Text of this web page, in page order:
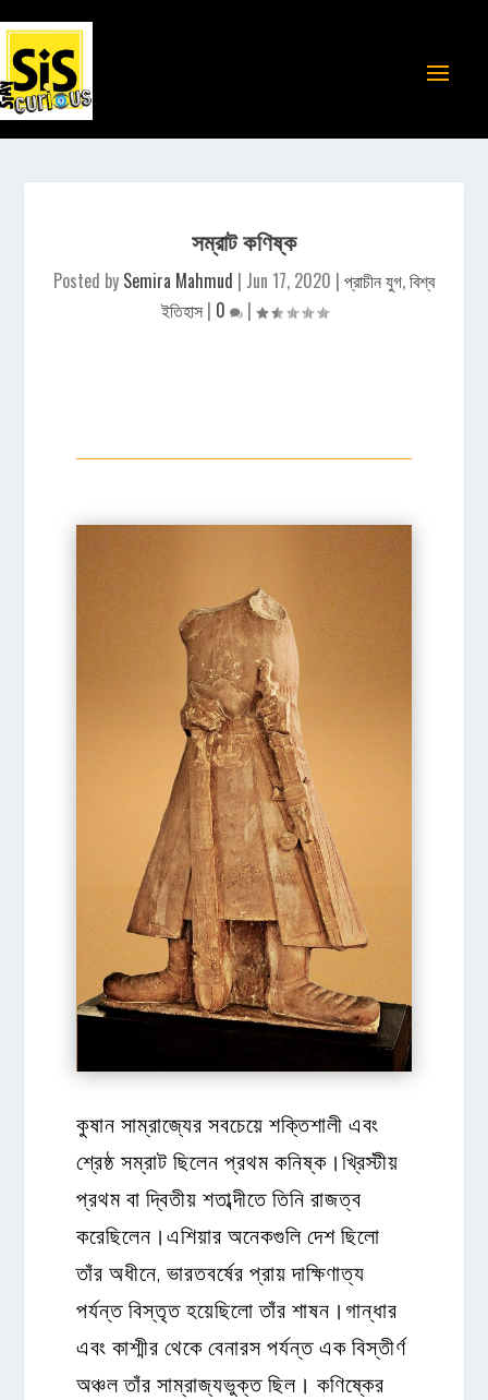
সম্রাট কণিষ্ক
Posted by Semira Mahmud | Jun 17, 2020 | প্রাচীন যুগ,বিশ্ব
ইতিহাস| 0 |
কুষান সাম্রাজ্যের সবচেয়ে শক্তিশালী এবং
শ্রেষ্ঠ সম্রাট ছিলেন প্রথম কনিষ্ক।খ্রিস্টীয়
প্রথম বা দ্বিতীয় শতাব্দীতে তিনি রাজত্ব
করেছিলেন।এশিয়ার অনেকগুলি দেশ ছিলো
তাঁর অধীনে, ভারতবর্ষের প্রায় দাক্ষিণাত্য
পর্যন্ত বিস্তৃত হয়েছিলো তাঁর শাষন।গান্ধার
এবং কাশ্মীর থেকে বেনারস পর্যন্ত এক বিস্তীর্ণ
অঞ্চল তাঁর সাম্রাজ্যভুক্ত ছিল। কণিষ্কের